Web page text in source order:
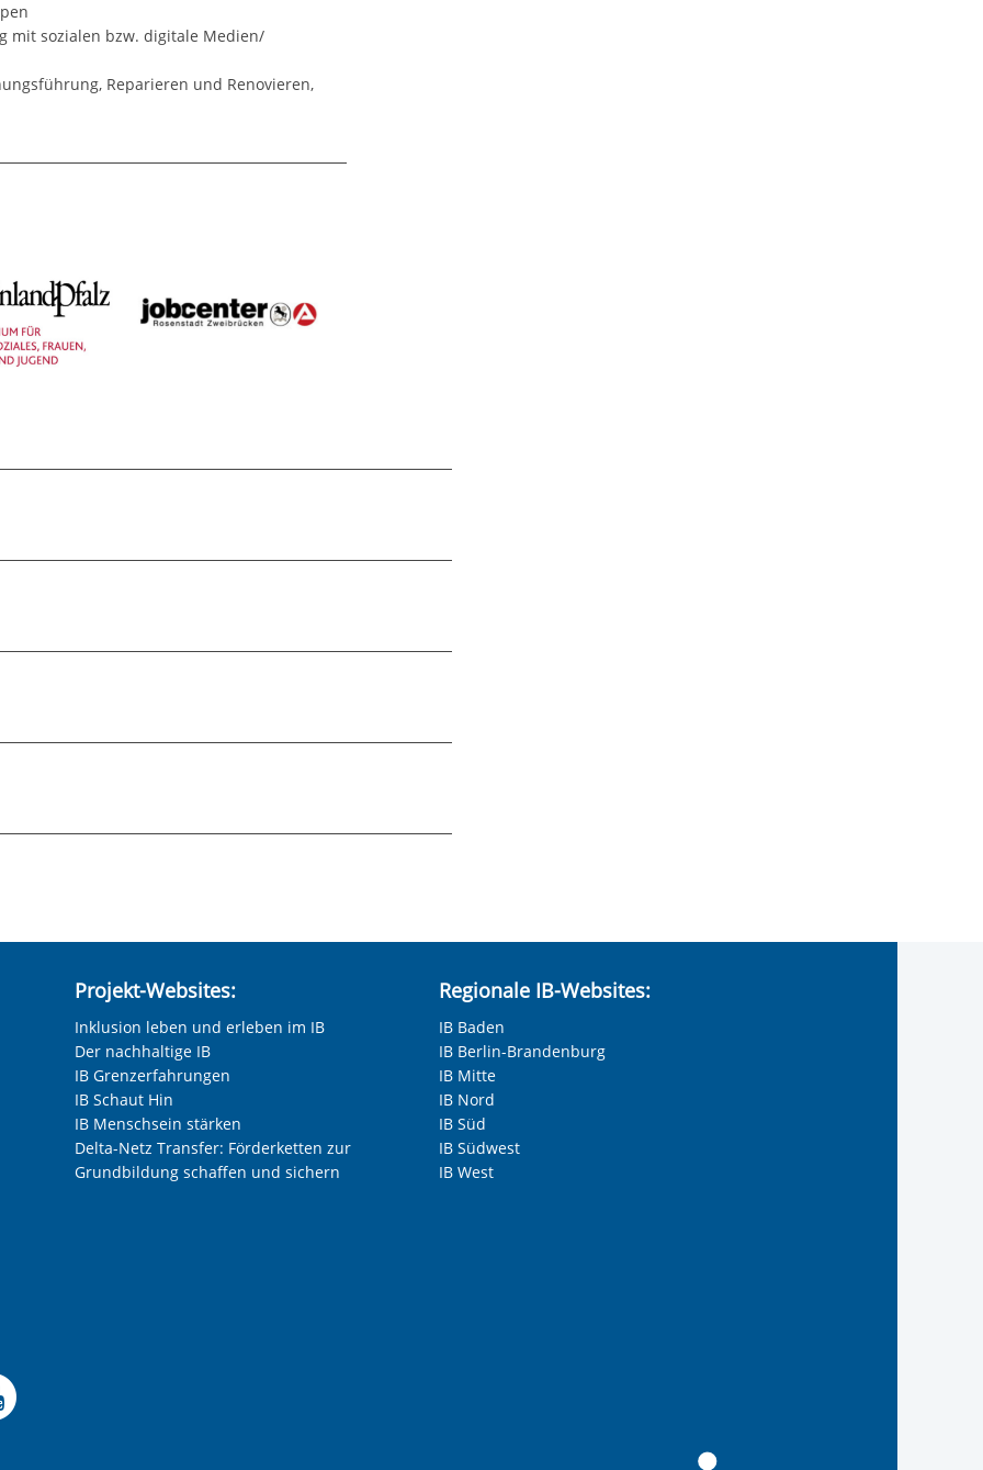
mit sozialen bzw. digitale Medien/
Reparieren und Renovieren,
bei zwölf Monaten. Die wöchentliche
Die Teilnahme in Teilzeit ist möglich.
für Gesundheitsdienst
Sie "Marketing"-Tools von YouTube
Daher können wir erst mit Ihrer
diese auch zu eigenen Zwecken.
USA, wo kein gleichwertiges
ausgeschlossen werden. Alle
Sie in unserer Datenschutzerklärung.
jederzeit
Projekt-Websites:
Inklusion leben und erleben im IB
Der nachhaltige IB
IB Grenzerfahrungen
IB Schaut Hin
IB Menschsein stärken
Delta-Netz Transfer: Förderketten zur
Grundbildung schaffen und sichern
Regionale IB-Websites:
IB Baden
IB Berlin-Brandenburg
IB Mitte
IB Nord
IB Süd
IB Südwest
IB West
Seite der IB Südwest gGmbH
Seite des Internationalen Bund
LinkedIn-Seite des Internationalen Bund
Xing-Seite des Internationalen Bund
Kununu-Seite des Internationalen